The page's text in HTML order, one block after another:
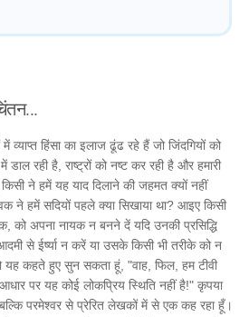
व्याप्त हिंसा का इलाज ढूंढ रहे हैं जो जिंदगियों को
रही है, राष्ट्रों को नष्ट कर रही है और हमारी
ने हमें यह याद दिलाने की जहमत क्यों नहीं
ने हमें सदियों पहले क्या सिखाया था? आइए किसी
को अपना नायक न बनने दें यदि उनकी प्रसिद्धि
से ईर्ष्या न करें या उसके किसी भी तरीके को न
कहते हुए सुन सकता हूं, "वाह, फिल, हम टीवी
पर यह कोई लोकप्रिय स्थिति नहीं है!" कृपया
परमेश्वर से प्रेरित लेखकों में से एक कह रहा हूँ।